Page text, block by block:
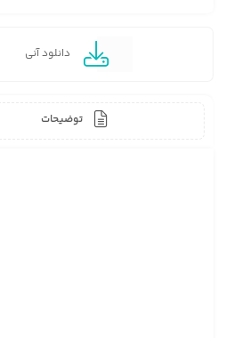
دانلود آنی
توضیحات